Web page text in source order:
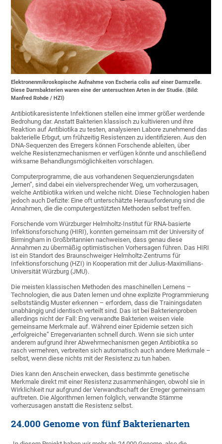
Elektronenmikroskopische Aufnahme von Escheria colis auf einer Darmzelle.
Diese Darmbakterien waren eine der untersuchten Arten in der Studie. (Bild:
Manfred Rohde / HZI)
Antibiotikaresistente Infektionen stellen eine immer größer werdende
Bedrohung dar. Anstatt Bakterien klassisch zu kultivieren und ihre
Reaktion auf Antibiotika zu testen, analysieren Labore zunehmend das
bakterielle Erbgut, um frühzeitig Resistenzen zu identifizieren. Aus den
DNA-Sequenzen des Erregers können Forschende ableiten, über
welche Resistenzmechanismen er verfügen könnte und anschließend
wirksame Behandlungsmöglichkeiten vorschlagen.
Computerprogramme, die aus vorhandenen Sequenzierungsdaten
„lernen”, sind dabei ein vielversprechender Weg, um vorherzusagen,
welche Antibiotika wirken und welche nicht. Diese Technologien haben
jedoch auch Defizite: Eine oft unterschätzte Herausforderung sind die
Annahmen, die die computergestützten Methoden selbst treffen.
Forschende vom Würzburger Helmholtz-Institut für RNA-basierte
Infektionsforschung (HIRI), konnten gemeinsam mit der University of
Birmingham in Großbritannien nachweisen, dass genau diese
Annahmen zu übermäßig optimistischen Vorhersagen führen. Das HIRI
ist ein Standort des Braunschweiger Helmholtz-Zentrums für
Infektionsforschung (HZI) in Kooperation mit der Julius-Maximilians-
Universität Würzburg (JMU).
Die meisten klassischen Methoden des maschinellen Lernens –
Technologien, die aus Daten lernen und ohne explizite Programmierung
selbstständig Muster erkennen – erfordern, dass die Trainingsdaten
unabhängig und identisch verteilt sind. Das ist bei Bakterienproben
allerdings nicht der Fall: Eng verwandte Bakterien weisen viele
gemeinsame Merkmale auf. Während einer Epidemie setzen sich
„erfolgreiche” Erregervarianten schnell durch. Wenn sie sich unter
anderem aufgrund ihrer Abwehrmechanismen gegen Antibiotika so
rasch vermehren, verbreiten sich automatisch auch andere Merkmale –
selbst, wenn diese nichts mit der Resistenz zu tun haben.
Dies kann den Anschein erwecken, dass bestimmte genetische
Merkmale direkt mit einer Resistenz zusammenhängen, obwohl sie in
Wirklichkeit nur aufgrund der Verwandtschaft der Erreger gemeinsam
auftreten. Die Algorithmen lernen folglich, verwandte Stämme
vorherzusagen anstatt die Resistenz selbst.
24.000 Genome von fünf Bakterienarten